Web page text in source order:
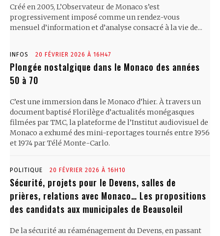
Créé en 2005, L’Observateur de Monaco s’est
progressivement imposé comme un rendez-vous
mensuel d’information et d’analyse consacré à la vie de...
INFOS 20 FÉVRIER 2026 À 16H47
Plongée nostalgique dans le Monaco des années
50 à 70
C’est une immersion dans le Monaco d’hier. À travers un
document baptisé Florilège d’actualités monégasques
filmées par TMC, la plateforme de l’Institut audiovisuel de
Monaco a exhumé des mini-reportages tournés entre 1956
et 1974 par Télé Monte-Carlo.
POLITIQUE 20 FÉVRIER 2026 À 16H10
Sécurité, projets pour le Devens, salles de
prières, relations avec Monaco… Les propositions
des candidats aux municipales de Beausoleil
De la sécurité au réaménagement du Devens, en passant